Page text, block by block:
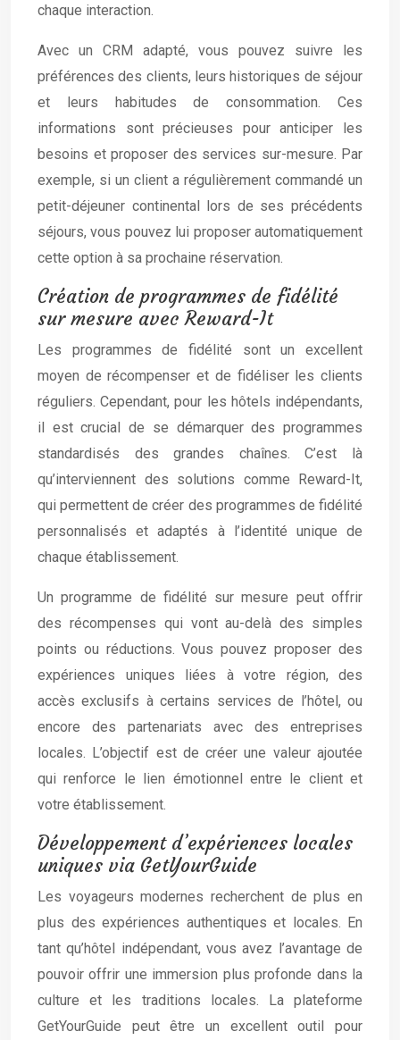
chaque interaction.
Avec un CRM adapté, vous pouvez suivre les
préférences des clients, leurs historiques de séjour
et leurs habitudes de consommation. Ces
informations sont précieuses pour anticiper les
besoins et proposer des services sur-mesure. Par
exemple, si un client a régulièrement commandé un
petit-déjeuner continental lors de ses précédents
séjours, vous pouvez lui proposer automatiquement
cette option à sa prochaine réservation.
Création de programmes de fidélité
sur mesure avec Reward-It
Les programmes de fidélité sont un excellent
moyen de récompenser et de fidéliser les clients
réguliers. Cependant, pour les hôtels indépendants,
il est crucial de se démarquer des programmes
standardisés des grandes chaînes. C’est là
qu’interviennent des solutions comme Reward-It,
qui permettent de créer des programmes de fidélité
personnalisés et adaptés à l’identité unique de
chaque établissement.
Un programme de fidélité sur mesure peut offrir
des récompenses qui vont au-delà des simples
points ou réductions. Vous pouvez proposer des
expériences uniques liées à votre région, des
accès exclusifs à certains services de l’hôtel, ou
encore des partenariats avec des entreprises
locales. L’objectif est de créer une valeur ajoutée
qui renforce le lien émotionnel entre le client et
votre établissement.
Développement d’expériences locales
uniques via GetYourGuide
Les voyageurs modernes recherchent de plus en
plus des expériences authentiques et locales. En
tant qu’hôtel indépendant, vous avez l’avantage de
pouvoir offrir une immersion plus profonde dans la
culture et les traditions locales. La plateforme
GetYourGuide peut être un excellent outil pour